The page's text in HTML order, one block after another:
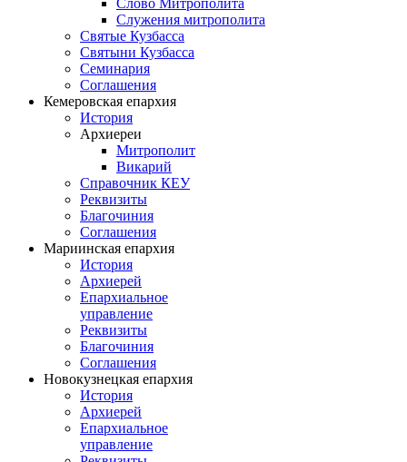
Слово Митрополита
Служения митрополита
Святые Кузбасса
Святыни Кузбасса
Семинария
Соглашения
Кемеровская епархия
История
Архиереи
Митрополит
Викарий
Справочник КЕУ
Реквизиты
Благочиния
Соглашения
Мариинская епархия
История
Архиерей
Епархиальное
управление
Реквизиты
Благочиния
Соглашения
Новокузнецкая епархия
История
Архиерей
Епархиальное
управление